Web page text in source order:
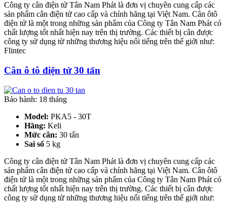
Công ty cân điện tử Tân Nam Phát là đơn vị chuyên cung cấp các
sản phẩm cân điện tử cao cấp và chính hãng tại Việt Nam. Cân ôtô
điện tử là một trong những sản phẩm của Công ty Tân Nam Phát có
chất lượng tốt nhất hiện nay trên thị trường. Các thiết bị cân được
công ty sử dụng từ những thương hiệu nổi tiếng trên thế giới như:
Flintec
Cân ô tô điện tử 30 tấn
Bảo hành: 18 tháng
Model: PKA5 - 30T
Hãng: Keli
Mức cân: 30 tấn
Sai số 5 kg
Công ty cân điện tử Tân Nam Phát là đơn vị chuyên cung cấp các
sản phẩm cân điện tử cao cấp và chính hãng tại Việt Nam. Cân ôtô
điện tử là một trong những sản phẩm của Công ty Tân Nam Phát có
chất lượng tốt nhất hiện nay trên thị trường. Các thiết bị cân được
công ty sử dụng từ những thương hiệu nổi tiếng trên thế giới như: